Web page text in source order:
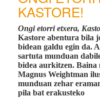
KASTORE!
Ongi etorri etxera,
Kastore abentura bila
bidean galdu egin da.
sartuta munduan
bidea aurkitzen. Baina
Magnus Weightman
munduan zehar
pila bat erakusteko